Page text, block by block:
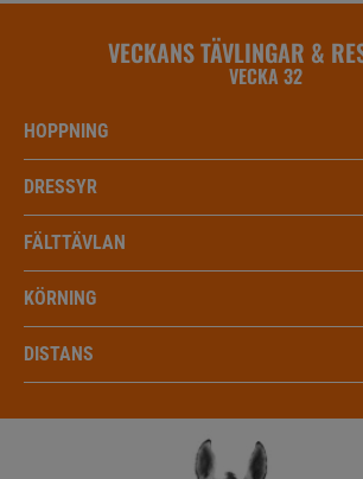
VECKANS TÄVLINGAR &
VECKA 32
HOPPNING
DRESSYR
FÄLTTÄVLAN
KÖRNING
DISTANS